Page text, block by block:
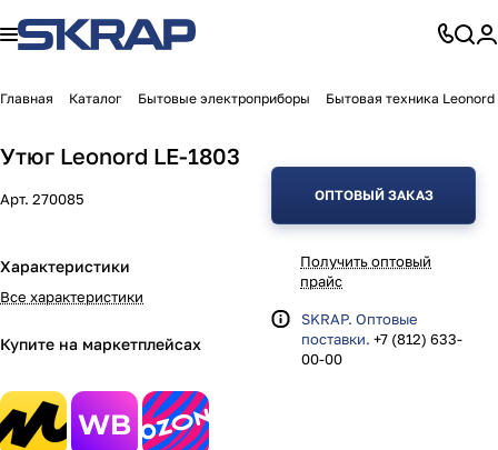
Главная Каталог Бытовые электроприборы Бытовая техника Leonord
Утюг Leonord LE-1803
Арт. 270085
Характеристики
Все характеристики
Купите на маркетплейсах
ОПТОВЫЙ ЗАКАЗ
Получить оптовый
прайс
SKRAP. Оптовые
поставки. +7 (812) 633-
00-00